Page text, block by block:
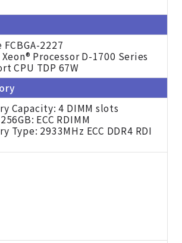
2227
Processor D-1700 Series
CPU TDP 67W
Capacity: 4 DIMM slots
ECC RDIMM
Type: 2933MHz ECC DDR4 RDI